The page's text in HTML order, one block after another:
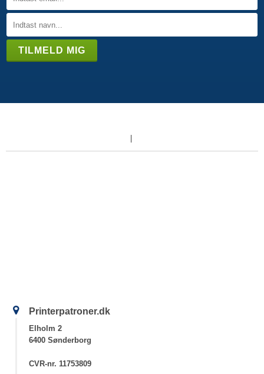
Printerpatroner.dk
Elholm 2
6400 Sønderborg
CVR-nr. 11753809